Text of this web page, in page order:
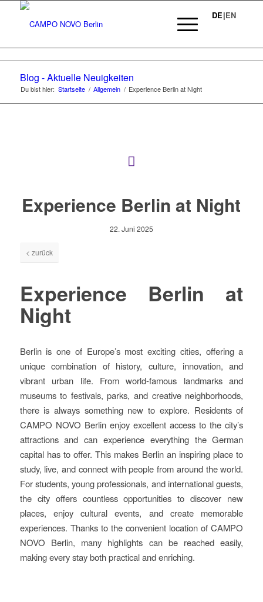
DE|EN
STUDY-APARTMENTS CAMPO NOVO
BERLIN
Das neue Studentenwohnheim CAMPO NOVO Berlin bietet
eine ansprechende Wohnlösung für Schüler, Studenten
APARTMENTS ENTDECKEN
Blog - Aktuelle Neuigkeiten
Du bist hier: Startseite / Allgemein / Experience Berlin at Night
Experience Berlin at Night
22. Juni 2025
< zurück
Experience Berlin at
Night
Berlin is one of Europe’s most exciting cities, offering a
unique combination of history, culture, innovation, and
vibrant urban life. From world-famous landmarks and
museums to festivals, parks, and creative neighborhoods,
there is always something new to explore. Residents of
CAMPO NOVO Berlin enjoy excellent access to the city’s
attractions and can experience everything the German
capital has to offer. This makes Berlin an inspiring place to
study, live, and connect with people from around the world.
For students, young professionals, and international guests,
the city offers countless opportunities to discover new
places, enjoy cultural events, and create memorable
experiences. Thanks to the convenient location of CAMPO
NOVO Berlin, many highlights can be reached easily,
making every stay both practical and enriching.